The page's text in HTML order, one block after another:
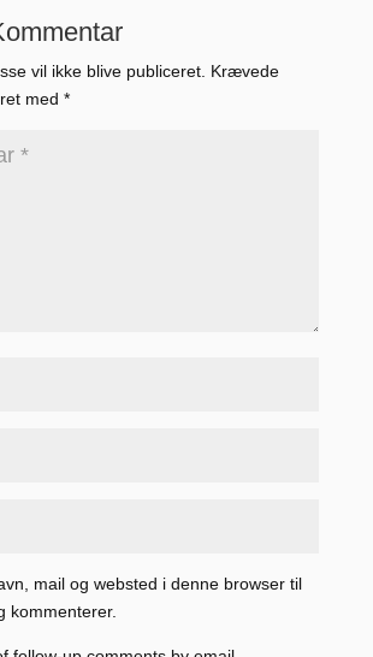
vil ikke blive publiceret. Krævede
med *
mail og websted i denne browser til
kommenterer.